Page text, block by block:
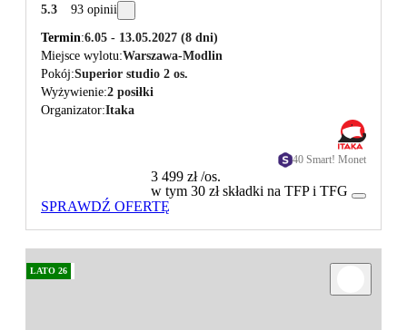
5.3 93 opinii
Termin 6.05 - 13.05.2027 (8 dni)
Miejsce wylotu Warszawa-Modlin
Pokój Superior studio 2 os.
Wyżywienie 2 posiłki
Organizator Itaka
40 Smart! Monet
3 499 zł/os.
w tym 30 zł składki na TFP i TFG
SPRAWDŹ OFERTĘ
LATO 26